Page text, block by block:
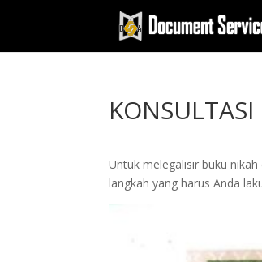
Untuk melegalisir buku
langkah yang harus Anda